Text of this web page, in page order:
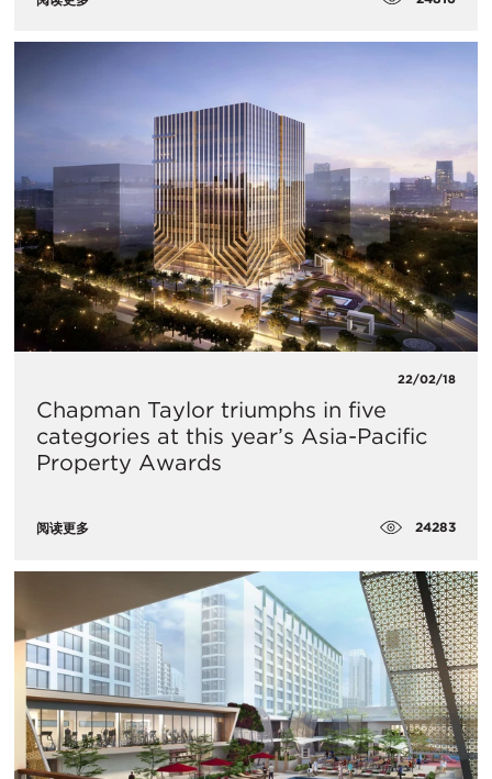
22/02/18
Chapman Taylor triumphs in five
categories at this year’s Asia-Pacific
Property Awards
阅读更多 24283